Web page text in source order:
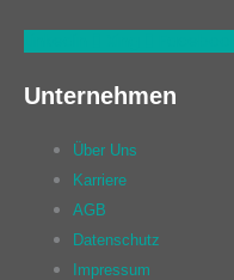
Unternehmen
Über Uns
Karriere
AGB
Datenschutz
Impressum